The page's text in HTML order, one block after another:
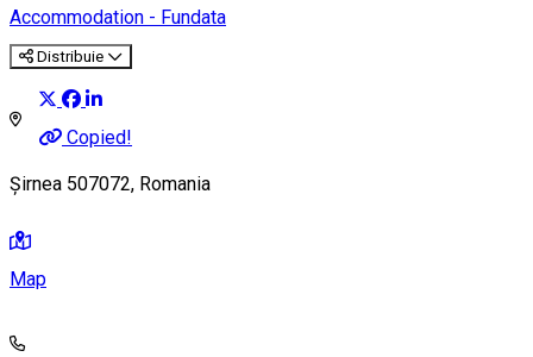
Accommodation - Fundata
Distribuie
Copied!
Șirnea 507072, Romania
Map